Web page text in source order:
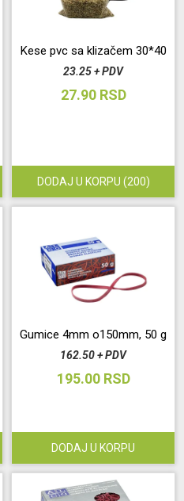
Kese pvc sa klizačem 30*40
23.25 + PDV
27.90 RSD
DODAJ U KORPU (200)
Gumice 4mm o150mm, 50 g
162.50 + PDV
195.00 RSD
DODAJ U KORPU